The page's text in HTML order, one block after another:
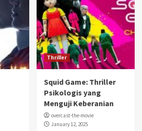
Thriller
Squid Game: Thriller
Psikologis yang
Menguji Keberanian
overcast-the-movie
January 12, 2025